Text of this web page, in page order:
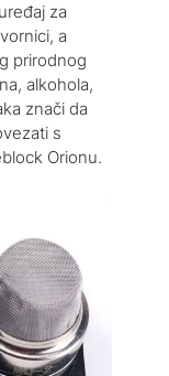
za
a
prirodnog
alkohola,
znači da
s
Orionu.